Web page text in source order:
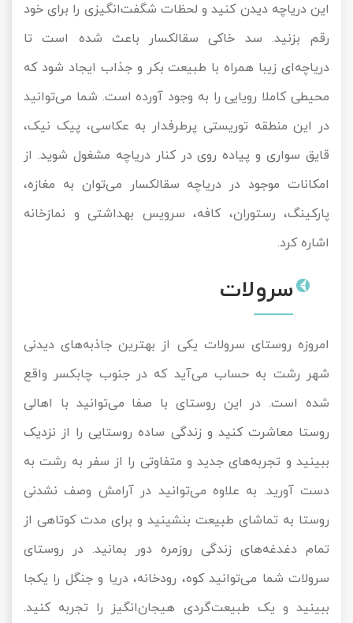
این دریاچه دیدن کنید و لحظات شگفت‌انگیزی را برای خود
رقم بزنید. سد خاکی سقالکسار باعث شده است تا
دریاچه‌ای زیبا همراه با طبیعت بکر و جذاب ایجاد شود که
محیطی کاملا رویایی را به وجود آورده است. شما می‌توانید
در این منطقه توریستی پرطرفدار به عکاسی، پیک نیک،
قایق سواری و پیاده روی در کنار دریاچه مشغول شوید. از
امکانات موجود در دریاچه سقالکسار می‌توان به مغازه،
پارکینگ، رستوران، کافه، سرویس بهداشتی و نمازخانه
اشاره کرد.
سرولات
امروزه روستای سرولات یکی از بهترین جاذبه‌های دیدنی
شهر رشت به حساب می‌آید که در جنوب چابکسر واقع
شده است. در این روستای با صفا می‌توانید با اهالی
روستا معاشرت کنید و زندگی ساده روستایی را از نزدیک
ببینید و تجربه‌های جدید و متفاوتی را از سفر به رشت به
دست آورید. به علاوه می‌توانید در آرامش وصف نشدنی
روستا به تماشای طبیعت بنشینید و برای مدت کوتاهی از
تمام دغدغه‌های زندگی روزمره دور بمانید. در روستای
سرولات شما می‌توانید کوه، رودخانه، دریا و جنگل را یکجا
ببینید و یک طبیعت‌گردی هیجان‌انگیز را تجربه کنید.